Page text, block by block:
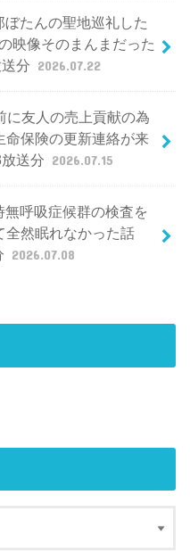
たんの聖地巡礼した
映像そのまんまだった
分 2026.07.22
に友人の売上貢献の為
命保険の更新連絡が来
送分 2026.07.15
呼吸症候群の検査を
全然眠れなかった話
2026.07.08